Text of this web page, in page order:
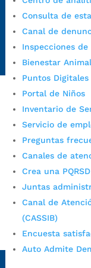
Consulta de
Canal de
Inspecciones de
Bienestar Animal
Puntos Digitales
Portal de Niños
Inventario de
Servicio de
Preguntas
Canales de
Crea una PQRSD
Juntas
Canal de
(CASSIB)
Encuesta
Auto Admite
https://
Emergencia:https://
Radique aquí su
https://
1/secretarias/
Alcaldía de
@AlcaldíaBGA
Alcaldía de
PrensaBucaramanga